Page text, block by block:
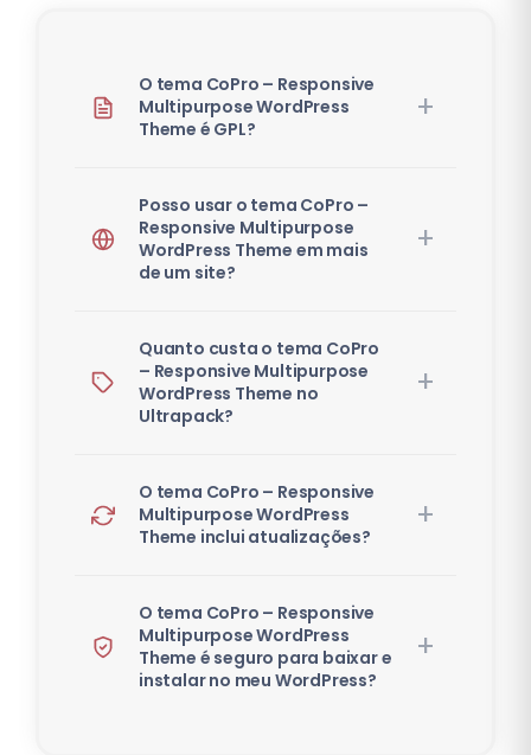
O tema CoPro – Responsive
Multipurpose WordPress
Theme é GPL?
Posso usar o tema CoPro –
Responsive Multipurpose
WordPress Theme em mais
de um site?
Quanto custa o tema CoPro
– Responsive Multipurpose
WordPress Theme no
Ultrapack?
O tema CoPro – Responsive
Multipurpose WordPress
Theme inclui atualizações?
O tema CoPro – Responsive
Multipurpose WordPress
Theme é seguro para baixar e
instalar no meu WordPress?